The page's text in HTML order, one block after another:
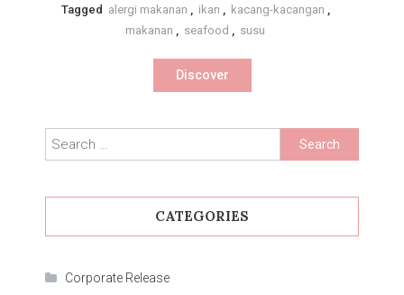
Tagged alergi makanan , ikan , kacang-kacangan ,
makanan , seafood , susu
Discover
Search
for:
CATEGORIES
Corporate Release